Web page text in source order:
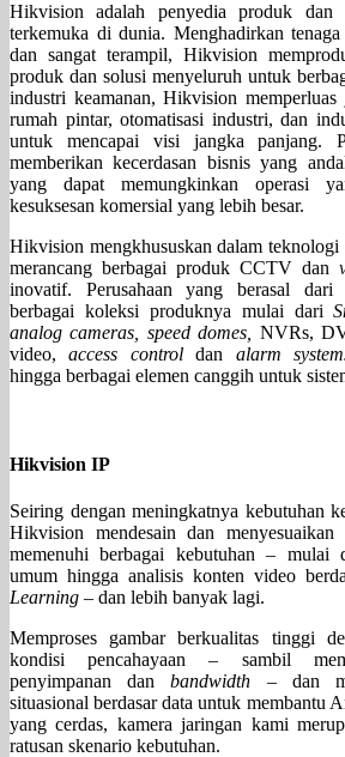
Hikvision adalah penyedia produk dan
terkemuka di dunia. Menghadirkan
dan sangat terampil, Hikvision
produk dan solusi menyeluruh untuk
industri keamanan, Hikvision
rumah pintar, otomatisasi industri, dan
untuk mencapai visi jangka panjang.
memberikan kecerdasan bisnis yang
yang dapat memungkinkan operasi
kesuksesan komersial yang lebih besar.
Hikvision mengkhususkan dalam teknologi
merancang berbagai produk CCTV dan
inovatif. Perusahaan yang berasal
berbagai koleksi produknya mulai dari
analog cameras, speed domes, NVRs,
video,access controldan alarm
hingga berbagai elemen canggih untuk
Hikvision IP
Seiring dengan meningkatnya kebutuhan
Hikvision mendesain dan
memenuhi berbagai kebutuhan – mulai
umum hingga analisis konten video
Learning – dan lebih banyak lagi.
Memproses gambar berkualitas tinggi
kondisi pencahayaan – sambil
penyimpanan danbandwidth – dan
situasional berdasar data untuk membantu
yang cerdas, kamera jaringan kami
ratusan skenario kebutuhan.